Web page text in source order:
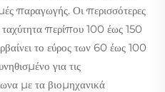
παραγωγής. Οι περισσότερες
ταχύτητα περίπου 100 έως 150
το εύρος των 60 έως 100
για τις
με τα βιομηχανικά